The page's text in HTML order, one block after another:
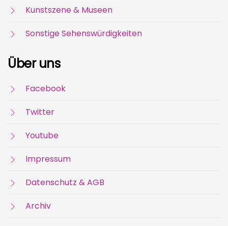
Kunstszene & Museen
Sonstige Sehenswürdigkeiten
Über uns
Facebook
Twitter
Youtube
Impressum
Datenschutz & AGB
Archiv